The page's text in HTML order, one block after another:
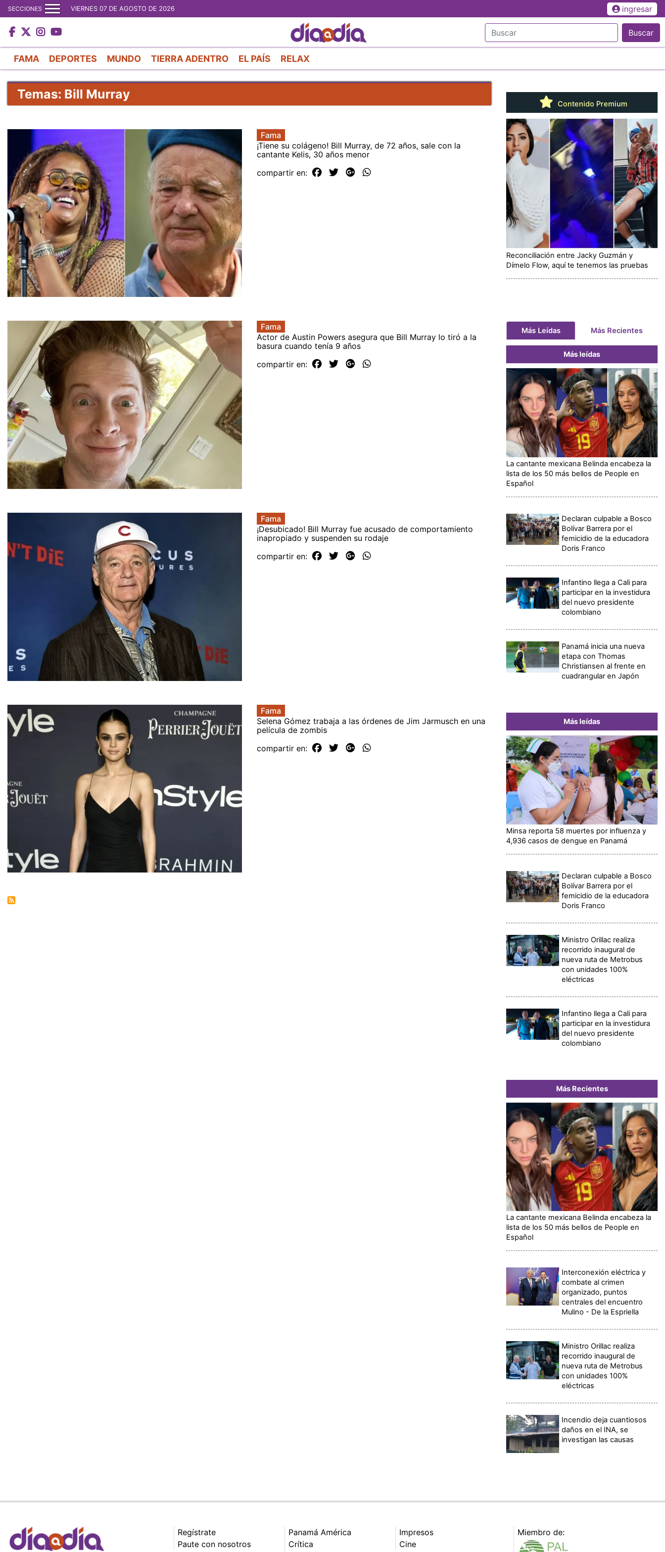
al
contenido
principal
SECCIONES VIERNES 07 DE AGOSTO DE 2026 ingresar
Buscar
FAMA DEPORTES MUNDO TIERRA ADENTRO EL PAÍS RELAX
Temas: Bill Murray
Fama
¡Tiene su colágeno! Bill Murray, de 72 años, sale con la
cantante Kelis, 30 años menor
compartir en:
Fama
Actor de Austin Powers asegura que Bill Murray lo tiró a la
basura cuando tenía 9 años
compartir en:
Fama
¡Desubicado! Bill Murray fue acusado de comportamiento
inapropiado y suspenden su rodaje
compartir en:
Fama
Selena Gómez trabaja a las órdenes de Jim Jarmusch en una
película de zombis
compartir en:
Contenido Premium
Reconciliación entre Jacky Guzmán y
Dímelo Flow, aquí te tenemos las pruebas
Más Leídas Más Recientes
Más leídas
La cantante mexicana Belinda encabeza la
lista de los 50 más bellos de People en
Español
Declaran culpable a Bosco
Bolívar Barrera por el
femicidio de la educadora
Doris Franco
Infantino llega a Cali para
participar en la investidura
del nuevo presidente
colombiano
Panamá inicia una nueva
etapa con Thomas
Christiansen al frente en
cuadrangular en Japón
Más leídas
Minsa reporta 58 muertes por influenza y
4,936 casos de dengue en Panamá
Declaran culpable a Bosco
Bolívar Barrera por el
femicidio de la educadora
Doris Franco
Ministro Orillac realiza
recorrido inaugural de
nueva ruta de Metrobus
con unidades 100%
eléctricas
Infantino llega a Cali para
participar en la investidura
del nuevo presidente
colombiano
Más Recientes
La cantante mexicana Belinda encabeza la
lista de los 50 más bellos de People en
Español
Interconexión eléctrica y
combate al crimen
organizado, puntos
centrales del encuentro
Mulino - De la Espriella
Ministro Orillac realiza
recorrido inaugural de
nueva ruta de Metrobus
con unidades 100%
eléctricas
Incendio deja cuantiosos
daños en el INA, se
investigan las causas
Regístrate
Paute con nosotros
Panamá América
Crítica
Impresos
Cine
Miembro de: